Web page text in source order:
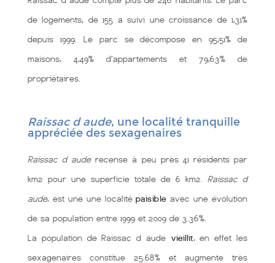
de logements, de 155 a suivi une croissance de 1,31%
depuis 1999. Le parc se décompose en 95,51% de
maisons, 4,49% d'appartements et 79,63% de
propriétaires.
Raissac d aude, une localité tranquille
appréciée des sexagenaires
Raissac d auderecense à peu près 41 résidents par
km2 pour une superficie totale de 6 km2. Raissac d
aude, est une une localitépaisible avec une évolution
de sa population entre 1999 et 2009 de 3.36%.
La population de Raissac d audevieillit, en effet les
sexagenaires constitue 25.68% et augmente très